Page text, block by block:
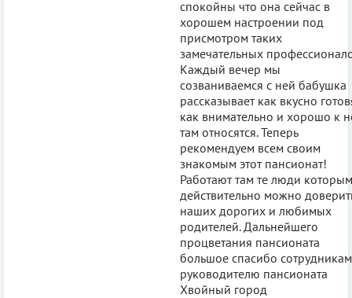
спокойны что она сейчас в
хорошем настроении под
присмотром таких
замечательных
Каждый вечер мы
созваниваемся с ней бабушка
рассказывает как вкусно
как внимательно и хорошо к
там относятся. Теперь
рекомендуем всем своим
знакомым этот пансионат!
Работают там те люди которым
действительно можно
наших дорогих и любимых
родителей. Дальнейшего
процветания пансионата
большое спасибо
руководителю пансионата
Хвойный город